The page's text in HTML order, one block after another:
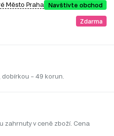
Město Praha Navštivte obchod
Zdarma
– 49 korun.
zahrnuty v ceně zboží. Cena